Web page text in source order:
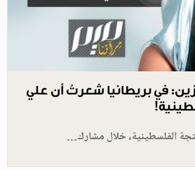
في بريطانيا شعرتُ أن علي
الفلسطينية، خلال مشارك…